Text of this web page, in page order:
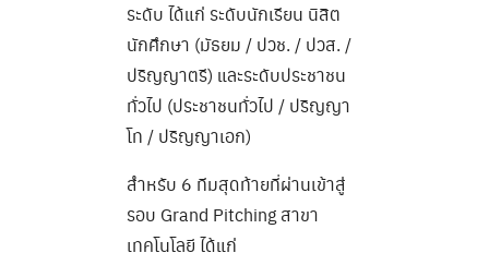
ระดับ ได้แก่ ระดับนักเรียน นิสิต
นักศึกษา (มัธยม / ปวช. / ปวส. /
ปริญญาตรี) และระดับประชาชน
ทั่วไป (ประชาชนทั่วไป / ปริญญา
โท / ปริญญาเอก)
สำหรับ 6 ทีมสุดท้ายที่ผ่านเข้าสู่
รอบ Grand Pitching สาขา
เทคโนโลยี ได้แก่